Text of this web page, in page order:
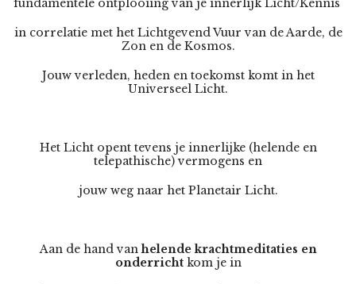
fundamentele ontplooiing van je innerlijk Licht/Kennis
in correlatie met het Lichtgevend Vuur van de Aarde, de
Zon en de Kosmos.
Jouw verleden, heden en toekomst komt in het
Universeel Licht.
Het Licht opent tevens je innerlijke (helende en
telepathische) vermogens en
jouw weg naar het Planetair Licht.
Aan de hand vanhelende krachtmeditaties en
onderricht kom je in